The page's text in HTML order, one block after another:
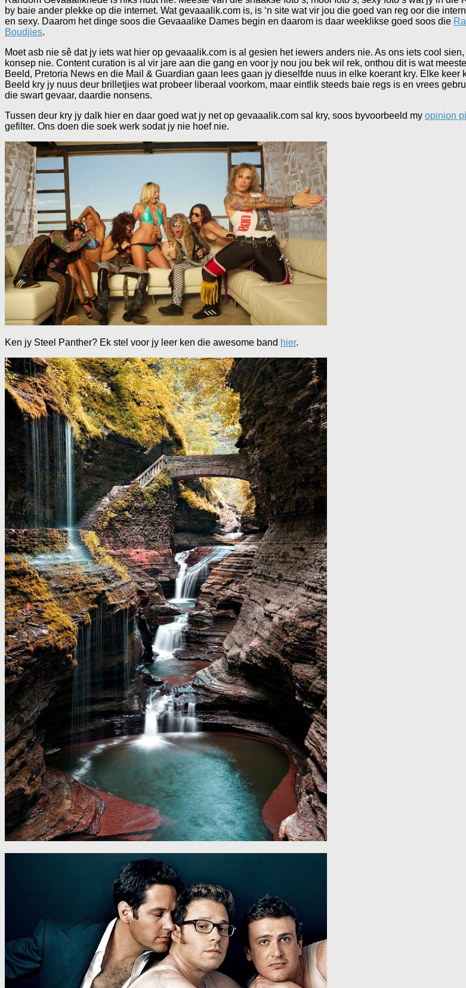
by baie ander plekke op die internet. Wat gevaaalik.com is, is ‘n site wat vir jou die goed van reg oor die
en sexy. Daarom het dinge soos die Gevaaalike Dames begin en daarom is daar weeklikse goed soos die
Boudjies.
Moet asb nie sê dat jy iets wat hier op gevaaalik.com is al gesien het iewers anders nie. As ons iets cool
konsep nie. Content curation is al vir jare aan die gang en voor jy nou jou bek wil rek, onthou dit is wat
Beeld, Pretoria News en die Mail & Guardian gaan lees gaan jy dieselfde nuus in elke koerant kry. Elke keer
Beeld kry jy nuus deur brilletjies wat probeer liberaal voorkom, maar eintlik steeds baie regs is en vrees
die swart gevaar, daardie nonsens.
Tussen deur kry jy dalk hier en daar goed wat jy net op gevaaalik.com sal kry, soos byvoorbeeld my opinion
gefilter. Ons doen die soek werk sodat jy nie hoef nie.
Ken jy Steel Panther? Ek stel voor jy leer ken die awesome band hier.